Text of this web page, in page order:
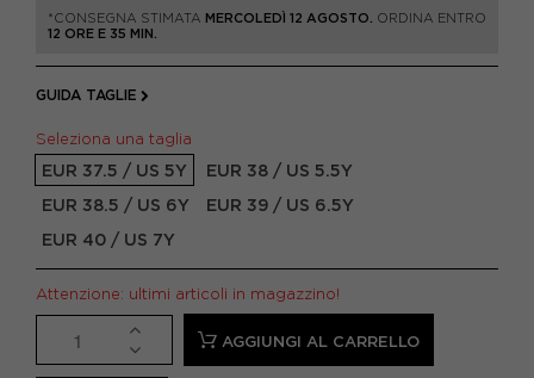
*CONSEGNA STIMATA MERCOLEDÌ 12 AGOSTO.
ORDINA ENTRO
12 ORE E 35 MIN.
GUIDA TAGLIE
Seleziona una taglia
EUR 37.5 / US 5Y
EUR 38 / US 5.5Y
EUR 38.5 / US 6Y
EUR 39 / US 6.5Y
EUR 40 / US 7Y
Attenzione: ultimi articoli in magazzino!
AGGIUNGI AL CARRELLO